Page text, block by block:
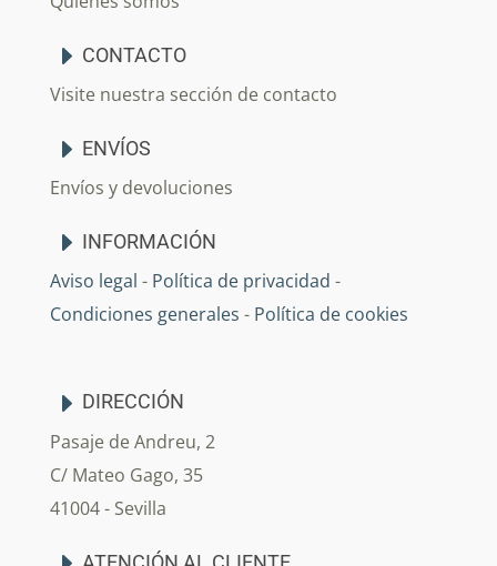
CONTACTO
Visite nuestra sección de contacto
ENVÍOS
Envíos y devoluciones
INFORMACIÓN
Aviso legal - Política de privacidad -
Condiciones generales - Política de cookies
DIRECCIÓN
Pasaje de Andreu, 2
C/ Mateo Gago, 35
41004 - Sevilla